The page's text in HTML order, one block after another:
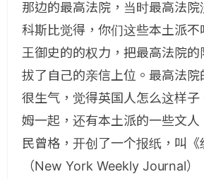
那边的最高法院，当时最高法院
科斯比觉得，你们这些本土派不
王御史的的权力，把最高法院的
拔了自己的亲信上位。最高法院
很生气，觉得英国人怎么这样子
姆一起，还有本土派的一些文人
民曾格，开创了一个报纸，叫《
（New York Weekly Journal）